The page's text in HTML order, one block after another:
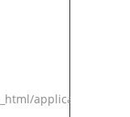
application/